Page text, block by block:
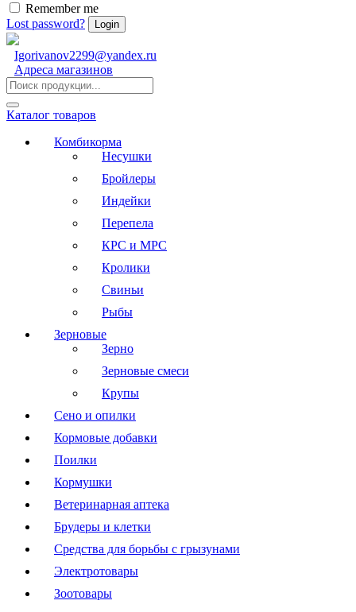
Remember me
Lost password?
Igorivanov2299@yandex.ru
Адреса магазинов
Каталог товаров
Комбикорма
Несушки
Бройлеры
Индейки
Перепела
КРС и МРС
Кролики
Свиньи
Рыбы
Зерновые
Зерно
Зерновые смеси
Крупы
Сено и опилки
Кормовые добавки
Поилки
Кормушки
Ветеринарная аптека
Брудеры и клетки
Средства для борьбы с грызунами
Электротовары
Зоотовары